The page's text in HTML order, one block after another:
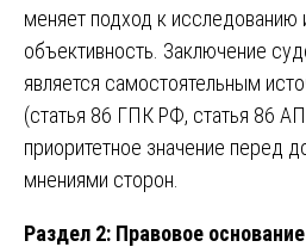
меняет подход к исследованию
объективность. Заключение
является самостоятельным
(статья 86 ГПК РФ, статья 86
приоритетное значение перед
мнениями сторон.
Раздел 2: Правовое